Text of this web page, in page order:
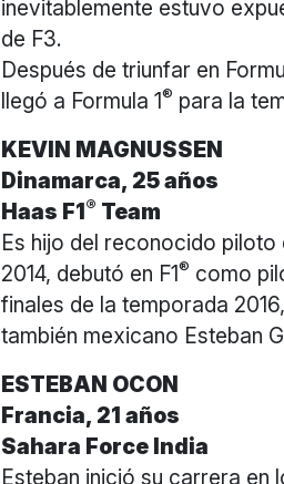
inevitablemente estuvo
de F3.
Después de triunfar en
llegó a Formula 1® para la
KEVIN MAGNUSSEN
Dinamarca, 25 años
Haas F1® Team
Es hijo del reconocido piloto
2014, debutó en F1® como
finales de la temporada
también mexicano Esteban
ESTEBAN OCON
Francia, 21 años
Sahara Force India
Esteban inició su carrera en